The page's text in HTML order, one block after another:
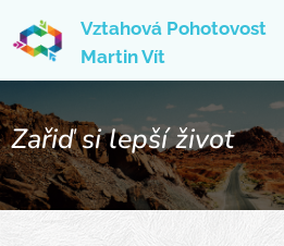
Vztahová Pohotovost
Martin Vít
Zařiď si lepší život